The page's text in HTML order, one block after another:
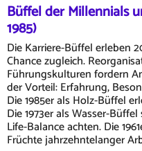
Büffel der Millennials
1985)
Die Karriere-Büffel erleben
Chance zugleich.
Führungskulturen fordern
der Vorteil: Erfahrung,
Die 1985er als Holz-Büffel
Die 1973er als Wasser-
Life-Balance achten. Die
Früchte jahrzehntelanger